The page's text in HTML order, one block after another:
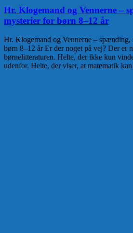
Hr. Klogemand og Vennerne –
mysterier for børn 8–12 år
Hr. Klogemand og Vennerne – spænding,
børn 8–12 år Er der noget på vej? Der er
børnelitteraturen. Helte, der ikke kun
udenfor. Helte, der viser, at matematik